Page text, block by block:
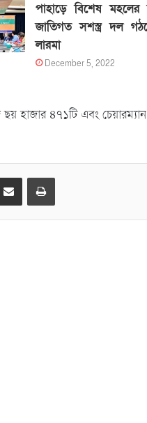
পাহাড়ে বিশেষ মহলের
জাতিগত সশস্ত্র দল
লারমা
December 5, 2022
হাজার ৪৭১টি এবং চেয়ারম্যান